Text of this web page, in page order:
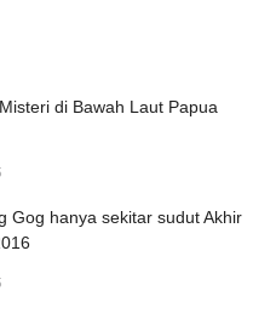
di Bawah Laut Papua
Gog hanya sekitar sudut Akhir